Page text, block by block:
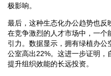
极影响。
最后，这种生态化办公趋势也反
在竞争激烈的人才市场中，一个
引力。数据显示，拥有绿植办
公室高出22%。这进一步证明，
提升组织效能的长远投资。